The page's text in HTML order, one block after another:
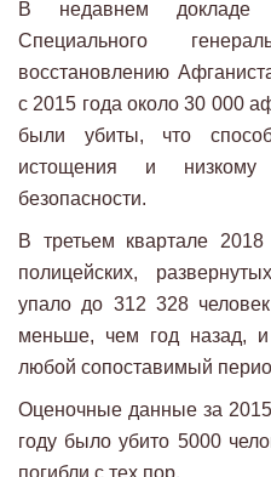
В недавнем
Специального
восстановлению
с 2015 года около 30 000
были убиты, что
истощения и
безопасности.
В третьем квартале
полицейских,
упало до 312 328
меньше, чем год назад,
любой сопоставимый
Оценочные данные за
году было убито 5000
погибли с тех пор.